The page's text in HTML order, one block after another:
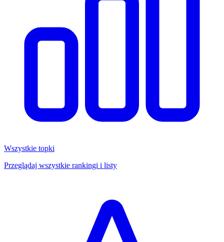
Wszystkie topki
Przeglądaj wszystkie rankingi i listy